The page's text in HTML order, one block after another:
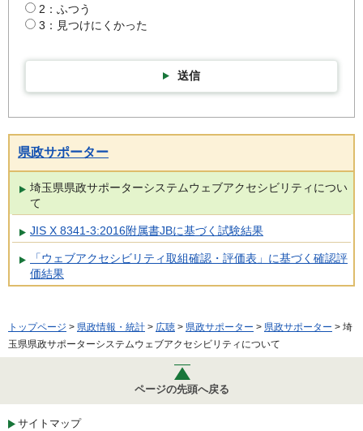
2：ふつう
3：見つけにくかった
送信
県政サポーター
埼玉県県政サポーターシステムウェブアクセシビリティについ
て
JIS X 8341-3:2016附属書JBに基づく試験結果
「ウェブアクセシビリティ取組確認・評価表」に基づく確認評
価結果
トップページ > 県政情報・統計 > 広聴 > 県政サポーター > 県政サポーター > 埼
玉県県政サポーターシステムウェブアクセシビリティについて
ページの先頭へ戻る
サイトマップ